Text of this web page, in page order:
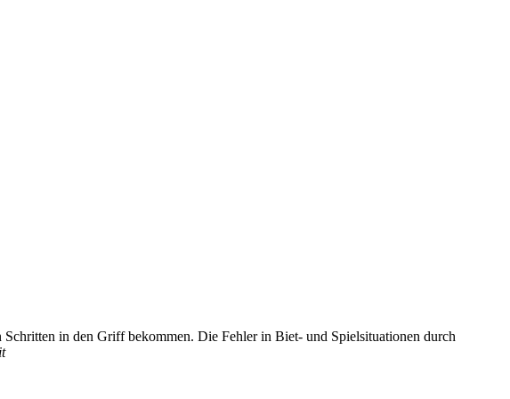
in den Griff bekommen. Die Fehler in Biet- und Spielsituationen durch